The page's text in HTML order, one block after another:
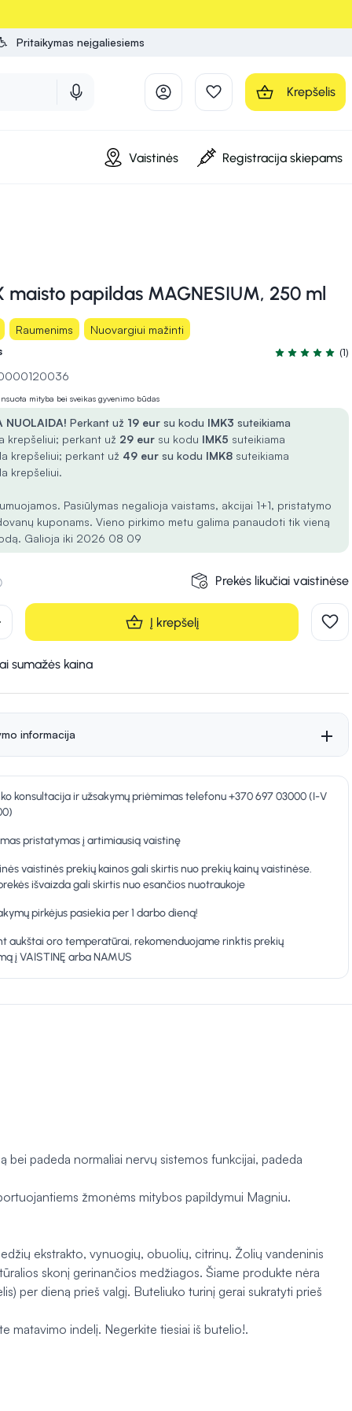
Pritaikymas neįgaliesiems
Krepšelis
Vaistinės Registracija skiepams
maisto papildas MAGNESIUM, 250 ml
Raumenims
Nuovargiui mažinti
Įvertinimas
(1)
mityba bei sveikas gyvenimo būdas
NUOLAIDA! Perkant už 19 eur su kodu IMK3 suteikiama
krepšeliui; perkant už 29 eur su kodu IMK5 suteikiama
krepšeliui; perkant už 49 eur su kodu IMK8 suteikiama
krepšeliui.
Pasiūlymas negalioja vaistams, akcijai 1+1, pristatymo
kuponams. Vieno pirkimo metu galima panaudoti tik vieną
Galioja iki 2026 08 09
Prekės likučiai vaistinėse
Į krepšelį
sumažės kaina
informacija
konsultacija ir užsakymų priėmimas telefonu +370 697 03000 (I-V
pristatymas į artimiausią vaistinę
vaistinės prekių kainos gali skirtis nuo prekių kainų vaistinėse.
išvaizda gali skirtis nuo esančios nuotraukoje
pirkėjus pasiekia per 1 darbo dieną!
aukštai oro temperatūrai, rekomenduojame rinktis prekių
į VAISTINĘ arba NAMUS
bei padeda normaliai nervų sistemos funkcijai, padeda
žmonėms mitybos papildymui Magniu.
ekstrakto, vynuogių, obuolių, citrinų. Žolių vandeninis
skonį gerinančios medžiagos. Šiame produkte nėra
per dieną prieš valgį. Buteliuko turinį gerai sukratyti prieš
matavimo indelį. Negerkite tiesiai iš butelio!.